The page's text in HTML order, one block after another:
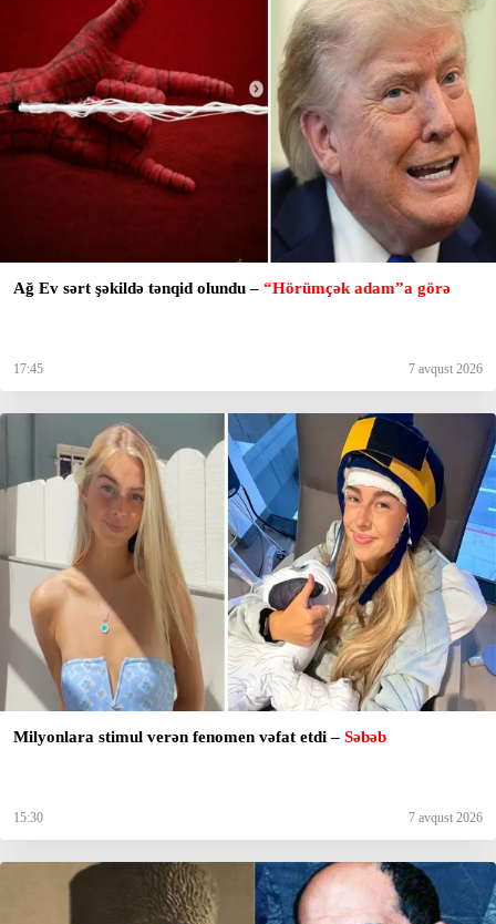
Ağ Ev sərt şəkildə tənqid olundu – “Hörümçək adam”a görə
17:45 7 avqust 2026
Milyonlara stimul verən fenomen vəfat etdi – Səbəb
15:30 7 avqust 2026